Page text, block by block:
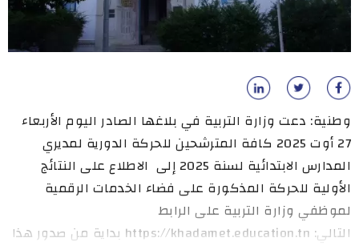
وطنية: دعت وزارة التربية في بلاغها الصادر اليوم الأربعاء
27 أوت 2025 كافة المترشحين للحركة الدورية لمديري
المدارس الابتدائية لسنة 2025 إلى الاطلاع على النتائج
الأولية للحركة المذكورة على فضاء الخدمات الرقمية
لموظفي وزارة التربية على الرابط
التالي: https://khadamet.education.tn بداية من صدور هذا